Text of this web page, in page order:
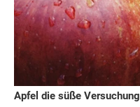
Apfel die süße Versuchung